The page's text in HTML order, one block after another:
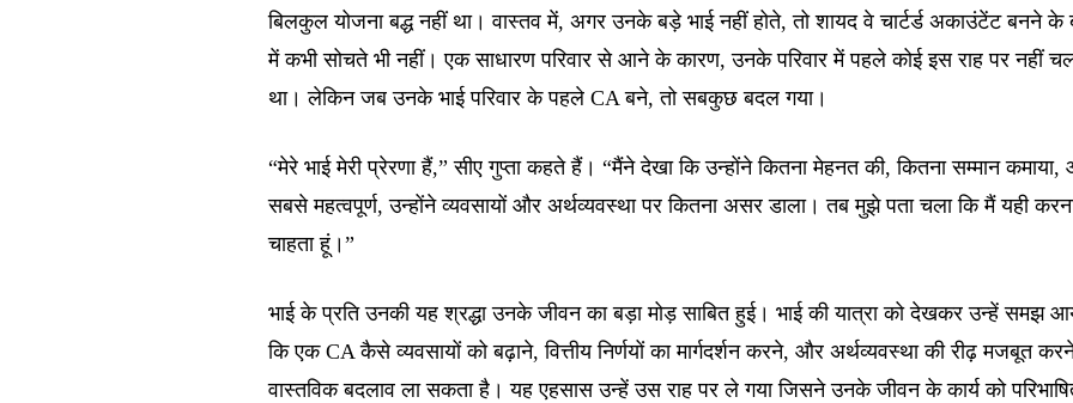
बिलकुल योजना बद्ध नहीं था। वास्तव में, अगर उनके बड़े भाई नहीं होते, तो शायद वे चार्टर्ड अकाउंटेंट बनने के
में कभी सोचते भी नहीं। एक साधारण परिवार से आने के कारण, उनके परिवार में पहले कोई इस राह पर नहीं
था। लेकिन जब उनके भाई परिवार के पहले CA बने, तो सबकुछ बदल गया।
“मेरे भाई मेरी प्रेरणा हैं,” सीए गुप्ता कहते हैं। “मैंने देखा कि उन्होंने कितना मेहनत की, कितना सम्मान
सबसे महत्वपूर्ण, उन्होंने व्यवसायों और अर्थव्यवस्था पर कितना असर डाला। तब मुझे पता चला कि मैं यही
चाहता हूं।”
भाई के प्रति उनकी यह श्रद्धा उनके जीवन का बड़ा मोड़ साबित हुई। भाई की यात्रा को देखकर उन्हें समझ
कि एक CA कैसे व्यवसायों को बढ़ाने, वित्तीय निर्णयों का मार्गदर्शन करने, और अर्थव्यवस्था की रीढ़ मजबूत
वास्तविक बदलाव ला सकता है। यह एहसास उन्हें उस राह पर ले गया जिसने उनके जीवन के कार्य को